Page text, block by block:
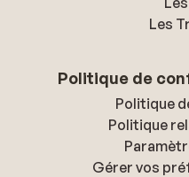
Les
Politique de
Politique
Politique
Gérer vos